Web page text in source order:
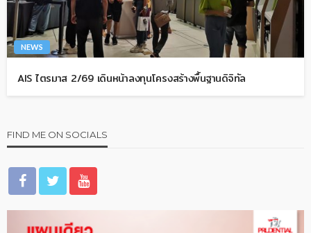
NEWS
AIS ไตรมาส 2/69 เดินหน้าลงทุนโครงสร้างพื้นฐานดิจิทัล
FIND ME ON SOCIALS